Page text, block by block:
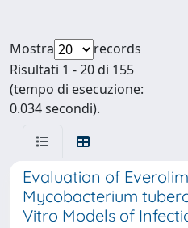
Mostra
records
Risultati 1 - 20 di 155
(tempo di esecuzione:
0.034 secondi).
Evaluation of
Mycobacterium
Vitro Models of